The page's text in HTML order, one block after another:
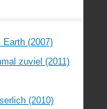
Earth (2007)
zuviel (2011)
(2010)